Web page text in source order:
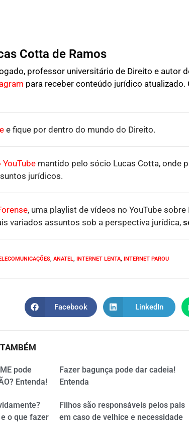
Cotta de Ramos
professor universitário de Direito e autor
para receber conteúdo jurídico atualizado.
e fique por dentro do mundo do Direito.
YouTube mantido pelo sócio Lucas Cotta, onde
jurídicos.
, uma playlist de vídeos no YouTube
variados assuntos sob a perspectiva jurídica,
, ANATEL, INTERNET LENTA, INTERNET PAROU
Facebook LinkedIn
pode
Entenda!
Fazer bagunça pode dar cadeia!
Entenda
o que fazer
Filhos são responsáveis pelos pais
em caso de velhice e necessidade